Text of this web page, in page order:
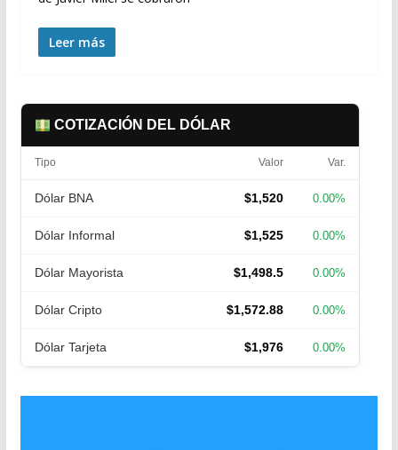
Leer más
COTIZACIÓN DEL DÓLAR
Tipo Valor Var.
Dólar BNA $1,520 0.00%
Dólar Informal $1,525 0.00%
Dólar Mayorista $1,498.5 0.00%
Dólar Cripto $1,572.88 0.00%
Dólar Tarjeta $1,976 0.00%